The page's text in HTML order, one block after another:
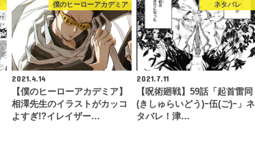
僕のヒーローアカデミア
2021.4.14
【僕のヒーローアカデミア】
相澤先生のイラストがカッコ
よすぎ!?イレイザー…
ネタバレ
2021.7.11
【呪術廻戦】59話「起首雷同
(きしゅらいどう)ｰ伍(ご)ｰ」ネ
タバレ！津…